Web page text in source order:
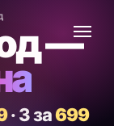
—
·3 за699